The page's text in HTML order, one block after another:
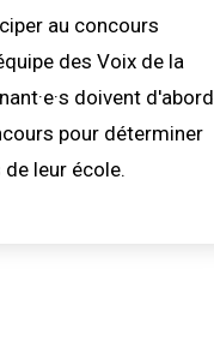
au concours
des Voix de la
doivent d'abord
pour déterminer
de leur école.